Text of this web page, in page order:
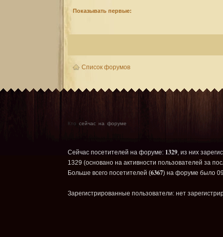
Показывать первые:
Список форумов
Кто сейчас на форуме
Сейчас посетителей на форуме: 1329, из них
1329 (основано на активности пользователей за
Больше всего посетителей (6367) на форуме было
Зарегистрированные пользователи: нет